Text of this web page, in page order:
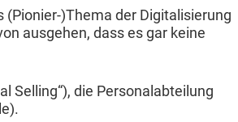
(Pionier-)Thema der Dig­i­tal­isierung
aus­ge­hen, dass es gar keine
Sell­ing“), die Per­son­al­abteilung